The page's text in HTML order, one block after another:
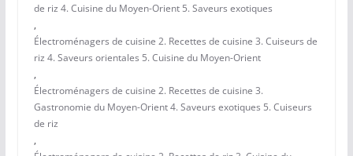
de riz 4. Cuisine du Moyen-Orient 5. Saveurs exotiques
,
Électroménagers de cuisine 2. Recettes de cuisine 3. Cuiseurs de
riz 4. Saveurs orientales 5. Cuisine du Moyen-Orient
,
Électroménagers de cuisine 2. Recettes de cuisine 3.
Gastronomie du Moyen-Orient 4. Saveurs exotiques 5. Cuiseurs
de riz
,